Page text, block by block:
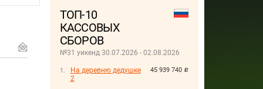
ТОП-10
КАССОВЫХ
СБОРОВ
№31 уикенд 30.07.2026 - 02.08.2026
45 939 740 руб.
На деревню дедушке
2